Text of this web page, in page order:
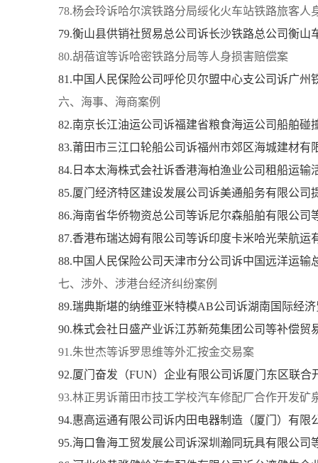
78.杨会玲诉哈尔滨铁路分局绥化火车站铁路旅客人
79.衡山县供销社贸易总公司诉长沙铁路总公司衡山
80.胡蓓谊等诉哈密铁路分局等人身损害赔偿案
81.中国人民保险公司呼伦贝尔盟中心支公司诉广
六、海事、海商案例
82.南京长江油运公司诉福建省粮食海运公司船舶碰
83.莆田市三江口轮船公司诉福州市郊区海城建材
84.日本太海株式会社诉香港海柏渔业公司租船运输
85.厦门经济特区建设发展公司诉美通船务有限公司
86.海南省华侨物资总公司等诉尼尔森船舶有限公司
87.香港布瑞达姆有限公司等诉印度卡米哈光荣航运
88.中国人民保险公司天津市分公司诉中国远洋运
七、涉外、涉港台经济纠纷案例
89.瑞典斯堪的纳维亚米特模AB公司诉湖南国际经
90.株式会社日盛产业诉江苏新苑集团公司等补偿贸
91.朱世杰等诉罗思维等外汇按金交易案
92.厦门奋发（FUN）企业有限公司诉厦门东区联
93.林正男诉莆田市技工学校汽车修配厂合作开发矿
94.惠高运通有限公司诉内田电器制造（厦门）有限
95.海口鲁海工贸发展公司诉深圳瀚同玩具有限公司